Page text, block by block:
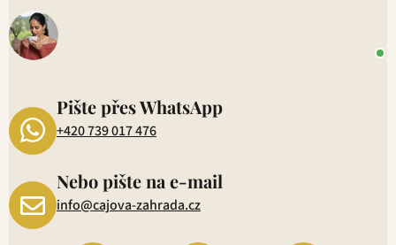
Pište přes WhatsApp
+420 739 017 476
Nebo pište na e-mail
info@cajova-zahrada.cz